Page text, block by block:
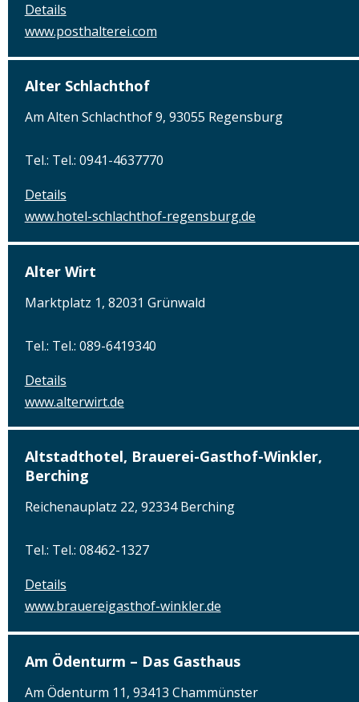
Details
www.posthalterei.com
Alter Schlachthof
Am Alten Schlachthof 9, 93055 Regensburg
Tel.: Tel.: 0941-4637770
Details
www.hotel-schlachthof-regensburg.de
Alter Wirt
Marktplatz 1, 82031 Grünwald
Tel.: Tel.: 089-6419340
Details
www.alterwirt.de
Altstadthotel, Brauerei-Gasthof-Winkler,
Berching
Reichenauplatz 22, 92334 Berching
Tel.: Tel.: 08462-1327
Details
www.brauereigasthof-winkler.de
Am Ödenturm – Das Gasthaus
Am Ödenturm 11, 93413 Chammünster